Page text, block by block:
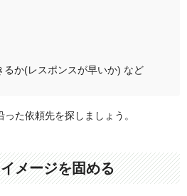
るか(レスポンスが早いか) など
た依頼先を探しましょう。
メージを固める